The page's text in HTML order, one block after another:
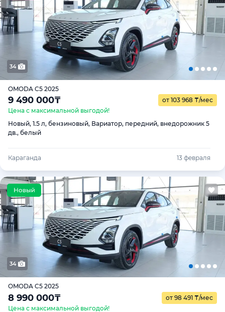
34
OMODA C5 2025
9 490 000₸ от 103 968 ₸/мес
Цена с максимальной выгодой!
Новый, 1.5 л, бензиновый, Вариатор, передний, внедорожник 5
дв., белый
Караганда 13 февраля
34
OMODA C5 2025
8 990 000₸ от 98 491 ₸/мес
Цена с максимальной выгодой!